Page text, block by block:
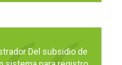
Del subsidio de